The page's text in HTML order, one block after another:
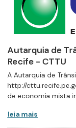
Autarquia de
Recife - CTTU
A Autarquia de
http://
de economia mista
leia mais